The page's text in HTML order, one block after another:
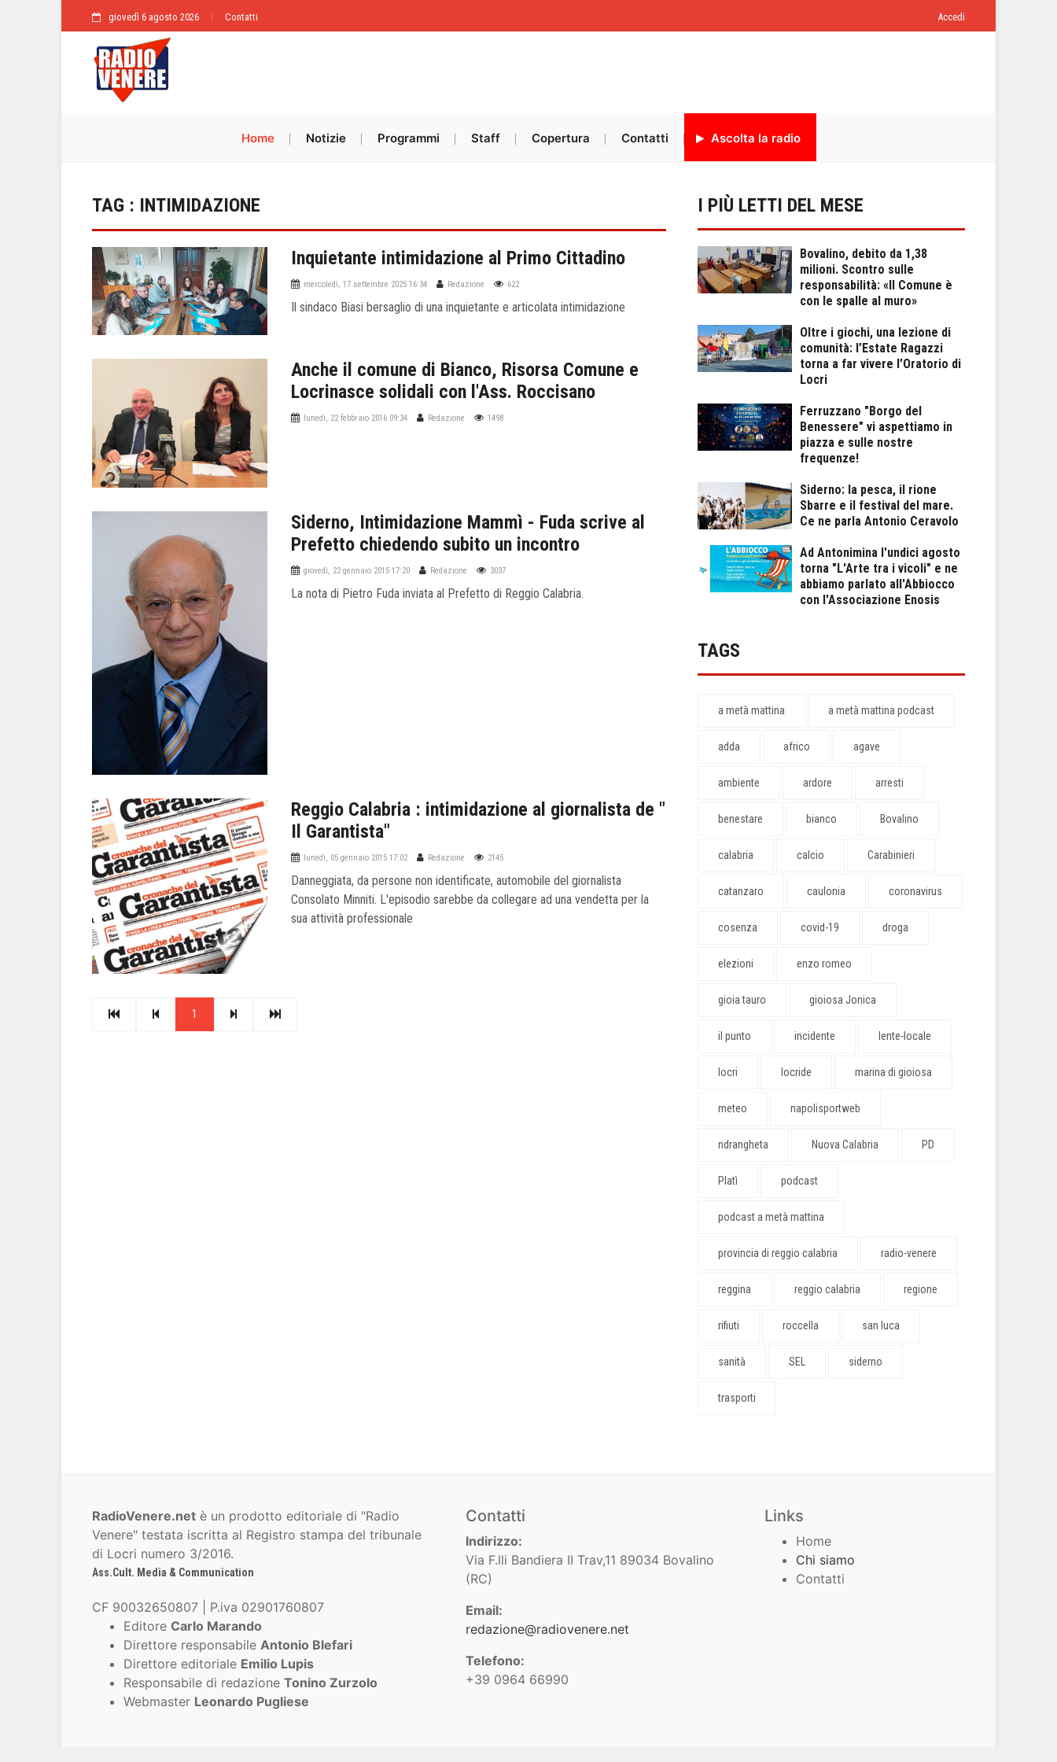
giovedì 6 agosto 2026 Contatti Accedi
Home Notizie Programmi Staff Copertura Contatti Ascolta la radio
TAG : INTIMIDAZIONE
Inquietante intimidazione al Primo Cittadino
mercoledì, 17 settembre 2025 16:34 Redazione 622
Il sindaco Biasi bersaglio di una inquietante e articolata intimidazione
Anche il comune di Bianco, Risorsa Comune e
Locrinasce solidali con l'Ass. Roccisano
lunedì, 22 febbraio 2016 09:34 Redazione 1498
Siderno, Intimidazione Mammì - Fuda scrive al
Prefetto chiedendo subito un incontro
giovedì, 22 gennaio 2015 17:20 Redazione 3037
La nota di Pietro Fuda inviata al Prefetto di Reggio Calabria.
Reggio Calabria : intimidazione al giornalista de "
Il Garantista"
lunedì, 05 gennaio 2015 17:02 Redazione 2145
Danneggiata, da persone non identificate, automobile del giornalista
Consolato Minniti. L'episodio sarebbe da collegare ad una vendetta per la
sua attività professionale
1
I PIÙ LETTI DEL MESE
Bovalino, debito da 1,38
milioni. Scontro sulle
responsabilità: «Il Comune è
con le spalle al muro»
Oltre i giochi, una lezione di
comunità: l’Estate Ragazzi
torna a far vivere l’Oratorio di
Locri
Ferruzzano "Borgo del
Benessere" vi aspettiamo in
piazza e sulle nostre
frequenze!
Siderno: la pesca, il rione
Sbarre e il festival del mare.
Ce ne parla Antonio Ceravolo
Ad Antonimina l'undici agosto
torna "L'Arte tra i vicoli" e ne
abbiamo parlato all'Abbiocco
con l'Associazione Enosis
TAGS
a metà mattina a metà mattina podcast
adda africo agave
ambiente ardore arresti
benestare bianco Bovalino
calabria calcio Carabinieri
catanzaro caulonia coronavirus
cosenza covid-19 droga
elezioni enzo romeo
gioia tauro gioiosa Jonica
il punto incidente lente-locale
locri locride marina di gioiosa
meteo napolisportweb
ndrangheta Nuova Calabria PD
Platì podcast
podcast a metà mattina
provincia di reggio calabria radio-venere
reggina reggio calabria regione
rifiuti roccella san luca
sanità SEL siderno
trasporti
RadioVenere.net è un prodotto editoriale di "Radio
Venere" testata iscritta al Registro stampa del tribunale
di Locri numero 3/2016.
Ass.Cult. Media & Communication
CF 90032650807 | P.iva 02901760807
Editore Carlo Marando
Direttore responsabile Antonio Blefari
Direttore editoriale Emilio Lupis
Responsabile di redazione Tonino Zurzolo
Webmaster Leonardo Pugliese
Contatti
Indirizzo:
Via F.lli Bandiera II Trav,11 89034 Bovalino
(RC)
Email:
redazione@radiovenere.net
Telefono:
+39 0964 66990
Links
Home
Chi siamo
Contatti